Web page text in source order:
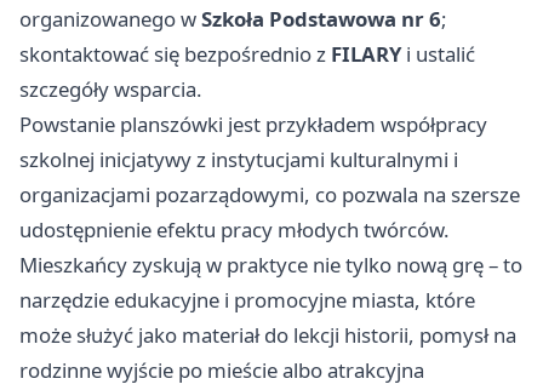
organizowanego wSzkoła Podstawowa nr 6;
skontaktować się bezpośrednio z FILARYi ustalić
szczegóły wsparcia.
Powstanie planszówki jest przykładem współpracy
szkolnej inicjatywy z instytucjami kulturalnymi i
organizacjami pozarządowymi, co pozwala na szersze
udostępnienie efektu pracy młodych twórców.
Mieszkańcy zyskują w praktyce nie tylko nową grę – to
narzędzie edukacyjne i promocyjne miasta, które
może służyć jako materiał do lekcji historii, pomysł na
rodzinne wyjście po mieście albo atrakcyjna